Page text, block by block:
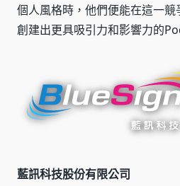
個人風格時，他們便能在這一競
創建出更具吸引力和影響力的
藍訊科技股份有限公司